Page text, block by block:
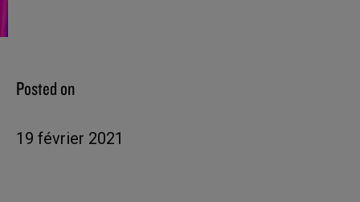
Posted on
19 février 2021